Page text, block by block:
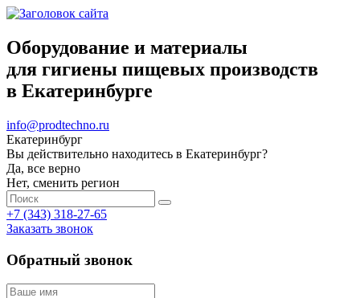
Оборудование и материалы
для гигиены пищевых производств
в Екатеринбурге
info@prodtechno.ru
Екатеринбург
Вы действительно находитесь в Екатеринбург?
Да, все верно
Нет, сменить регион
+7 (343) 318-27-65
Заказать звонок
Обратный звонок